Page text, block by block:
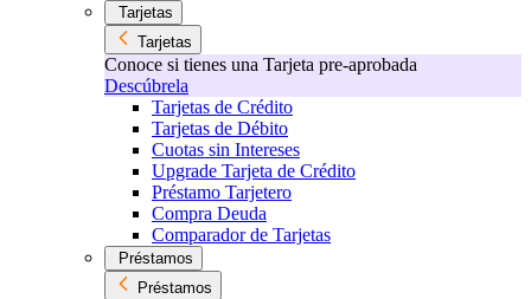
Tarjetas
Tarjetas
Conoce si tienes una Tarjeta pre-aprobada
Descúbrela
Tarjetas de Crédito
Tarjetas de Débito
Cuotas sin Intereses
Upgrade Tarjeta de Crédito
Préstamo Tarjetero
Compra Deuda
Comparador de Tarjetas
Préstamos
Préstamos